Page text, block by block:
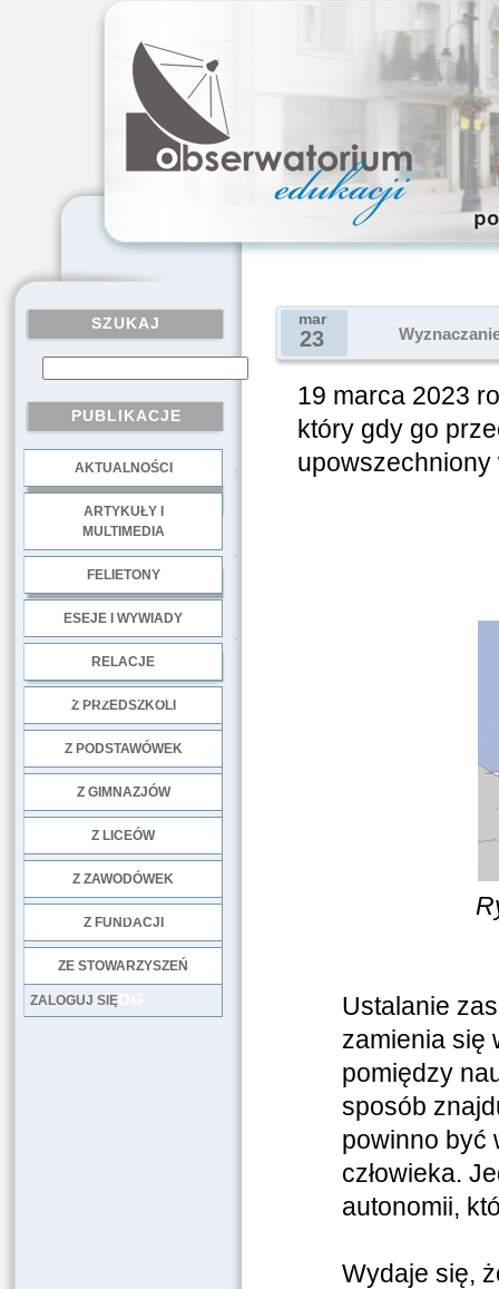
SZUKAJ
PUBLIKACJE
AKTUALNOŚCI
ARTYKUŁY I
MULTIMEDIA
FELIETONY
ESEJE I WYWIADY
RELACJE
Z PRZEDSZKOLI
Z PODSTAWÓWEK
Z GIMNAZJÓW
Z LICEÓW
Z ZAWODÓWEK
Z FUNDACJI
ZE STOWARZYSZEŃ
LOG
ZALOGUJ SIĘ
mar
23
19 marca 2023
który gdy go
Ustalanie
zamienia się
pomiędzy
sposób
powinno być
człowieka.
autonomii,
Wydaje się,